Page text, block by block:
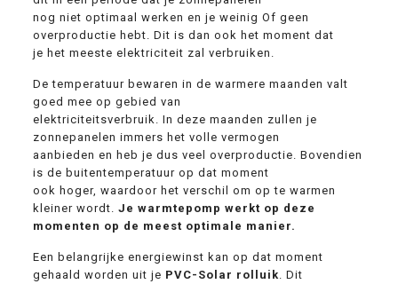
nog niet optimaal werken en je weinig Of geen
overproductie hebt. Dit is dan ook het moment dat
je het meeste elektriciteit zal verbruiken.
De temperatuur bewaren in de warmere maanden valt
goed mee op gebied van
elektriciteitsverbruik. In deze maanden zullen je
zonnepanelen immers het volle vermogen
aanbieden en heb je dus veel overproductie. Bovendien
is de buitentemperatuur op dat moment
ook hoger, waardoor het verschil om op te warmen
kleiner wordt. Je warmtepomp werkt op deze
momenten op de meest optimale manier.
Een belangrijke energiewinst kan op dat moment
gehaald worden uit je PVC-Solar rolluik. Dit